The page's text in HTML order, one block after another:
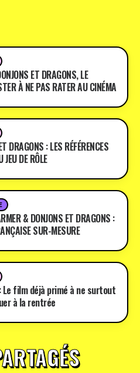
ET DRAGONS, LE
À NE PAS RATER AU CINÉMA
DRAGONS : LES RÉFÉRENCES
JEU DE RÔLE
& DONJONS ET DRAGONS :
SUR-MESURE
: Le film déjà primé à ne surtout
à la rentrée